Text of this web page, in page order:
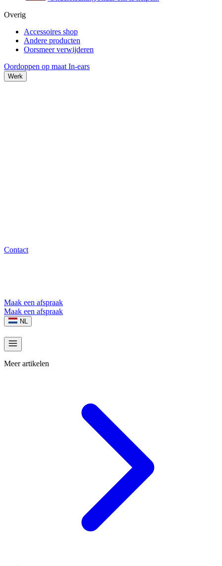
Overig
Accessoires shop
Andere producten
Oorsmeer verwijderen
Oordoppen op maat In-ears
Werk
Contact
Maak een afspraak
Maak een afspraak
NL
Meer artikelen